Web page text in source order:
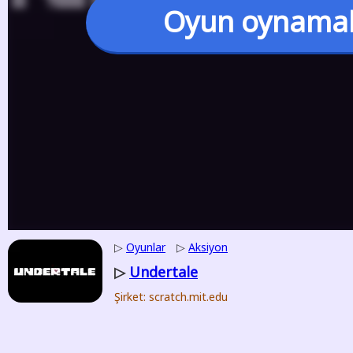
Oyun
▷ Oyunlar ▷ Aksiyon
▷ Undertale
Şirket: scratch.mit.edu